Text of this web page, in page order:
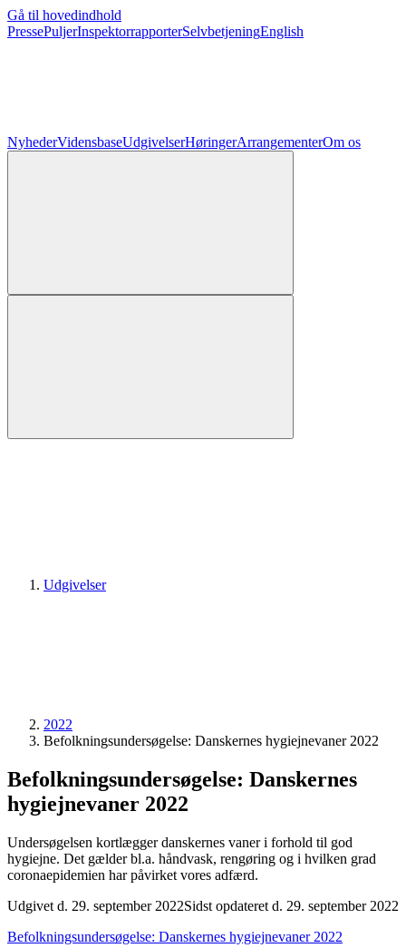
Gå til hovedindhold
PressePuljerInspektorrapporterSelvbetjeningEnglish
NyhederVidensbaseUdgivelserHøringerArrangementerOm os
Udgivelser
2022
Befolknings­undersøgelse: Danskernes hygiejnevaner 2022
Befolknings­undersøgelse: Danskernes
hygiejnevaner 2022
Undersøgelsen kortlægger danskernes vaner i forhold til god
hygiejne. Det gælder bl.a. håndvask, rengøring og i hvilken grad
coronaepidemien har påvirket vores adfærd.
Udgivet d. 29. september 2022Sidst opdateret d. 29. september 2022
Befolkningsundersøgelse: Danskernes hygiejnevaner 2022